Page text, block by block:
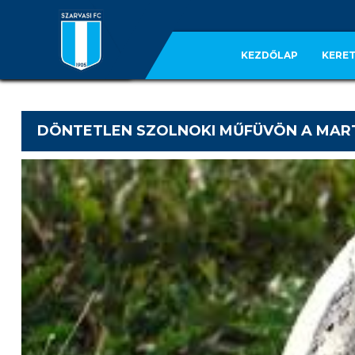
KEZDŐLAP
DÖNTETLEN SZOLNOKI MŰFÜVÖN A